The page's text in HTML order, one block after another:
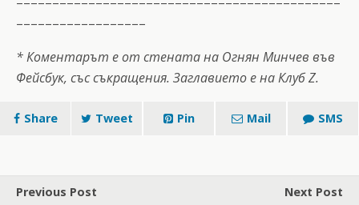
––––––––––––––––––
* Коментарът е от стената на Огнян Минчев във
Фейсбук, със съкращения. Заглавието е на Клуб Z.
Share Tweet Pin Mail SMS
Previous Post
Next Post